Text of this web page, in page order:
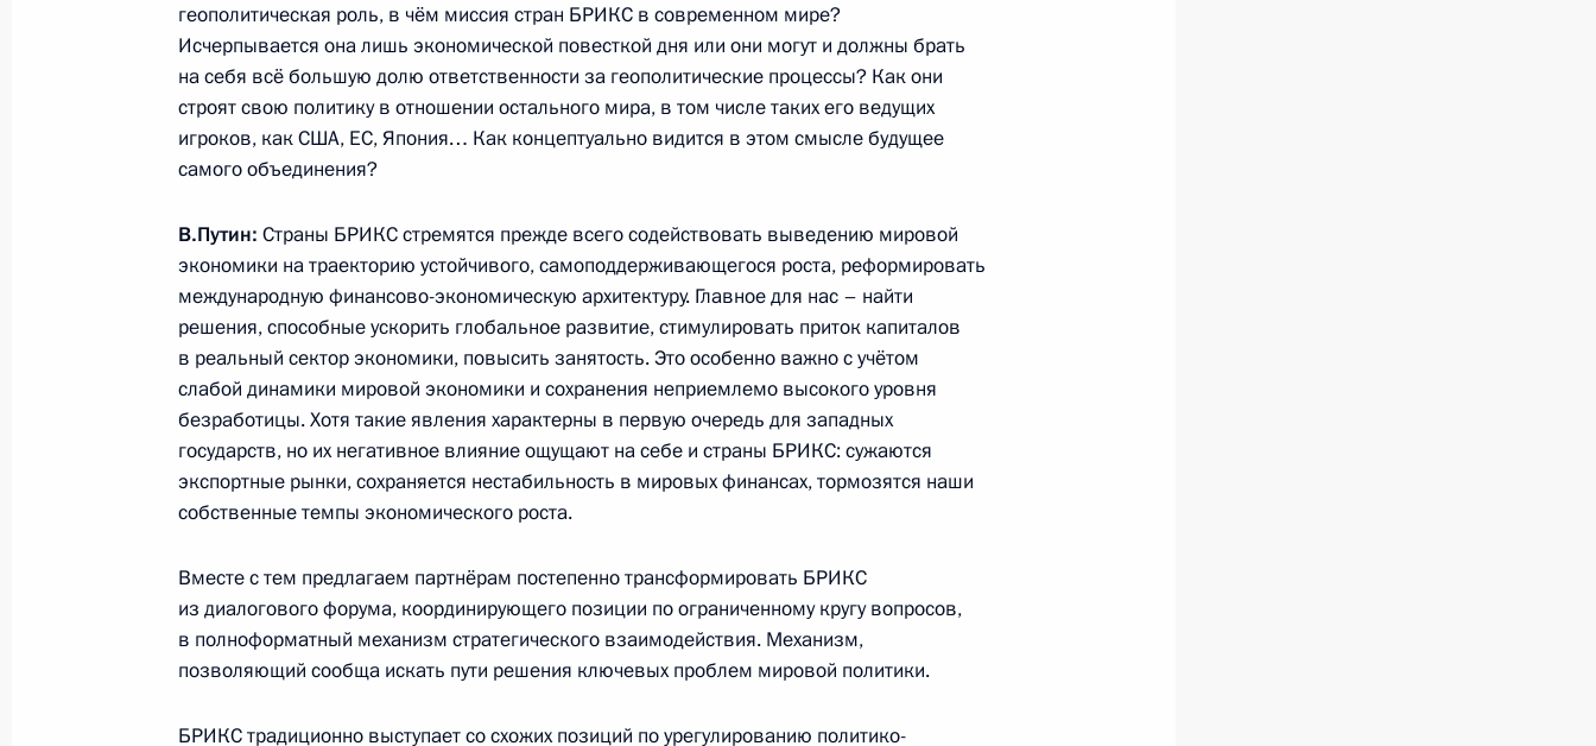
Борисом Титовым
26 марта 2013 года, 09:30 Московская область, Ново-Огарёво
25 марта 2013 года, понедельник
культуры
25 марта 2013 года, 14:30 Московская область, Ново-Огарёво
22 марта 2013 года, пятница
Открытие Года китайского туризма в России
22 марта 2013 года, 22:30 Москва, Кремль
4
Заявления для прессы по итогам российско-китайских
переговоров
22 марта 2013 года, 19:00 Москва, Кремль
геополитическая роль, в чём миссия стран БРИКС в современном мире?
Исчерпывается она лишь экономической повесткой дня или они могут и должны брать
на себя всё большую долю ответственности за геополитические процессы? Как они
строят свою политику в отношении остального мира, в том числе таких его ведущих
игроков, как США, ЕС, Япония… Как концептуально видится в этом смысле будущее
самого объединения?
В.Путин: Страны БРИКС стремятся прежде всего содействовать выведению мировой
экономики на траекторию устойчивого, самоподдерживающегося роста, реформировать
международную финансово-экономическую архитектуру. Главное для нас – найти
решения, способные ускорить глобальное развитие, стимулировать приток капиталов
в реальный сектор экономики, повысить занятость. Это особенно важно с учётом
слабой динамики мировой экономики и сохранения неприемлемо высокого уровня
безработицы. Хотя такие явления характерны в первую очередь для западных
государств, но их негативное влияние ощущают на себе и страны БРИКС: сужаются
экспортные рынки, сохраняется нестабильность в мировых финансах, тормозятся наши
собственные темпы экономического роста.
Вместе с тем предлагаем партнёрам постепенно трансформировать БРИКС
из диалогового форума, координирующего позиции по ограниченному кругу вопросов,
в полноформатный механизм стратегического взаимодействия. Механизм,
позволяющий сообща искать пути решения ключевых проблем мировой политики.
БРИКС традиционно выступает со схожих позиций по урегулированию политико-